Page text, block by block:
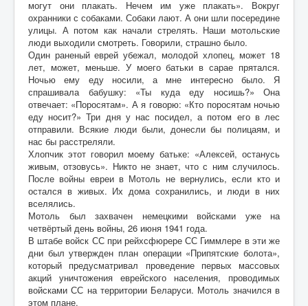
могут они плакать. Нечем им уже плакать». Вокруг
охранники с собаками. Собаки лают. А они шли посередине
улицы. А потом как начали стрелять. Наши мотольские
люди выходили смотреть. Говорили, страшно было.
Один раненый еврей убежал, молодой хлопец, может 18
лет, может, меньше. У моего батьки в сарае прятался.
Ночью ему еду носили, а мне интересно было. Я
спрашивала бабушку: «Ты куда еду носишь?» Она
отвечает: «Поросятам». А я говорю: «Кто поросятам ночью
еду носит?» Три дня у нас посидел, а потом его в лес
отправили. Всякие люди были, донесли бы полицаям, и
нас бы расстреляли.
Хлопчик этот говорил моему батьке: «Алексей, останусь
живым, отзовусь». Никто не знает, что с ним случилось.
После войны евреи в Мотоль не вернулись, если кто и
остался в живых. Их дома сохранились, и люди в них
вселялись.
Мотоль был захвачен немецкими войсками уже на
четвёртый день войны, 26 июня 1941 года.
В штабе войск СС при рейхсфюрере СС Гиммлере в эти же
дни был утвержден план операции «Припятские болота»,
который предусматривал проведение первых массовых
акций уничтожения еврейского населения, проводимых
войсками СС на территории Беларуси. Мотоль значился в
этом плане.